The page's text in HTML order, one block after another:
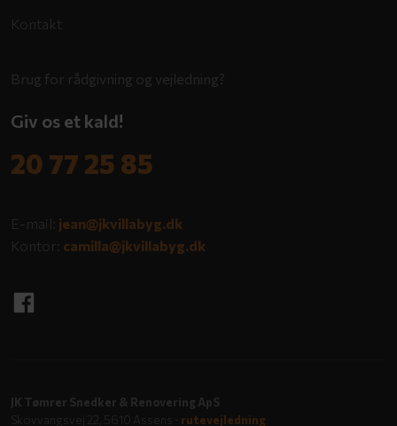
Kontakt
Brug for rådgivning og vejledning?
Giv os et kald!
20 7​7 2​5 85
E-mail: jean@jkvillabyg.dk
Kontor: camilla@jkvillabyg.dk
JK Tømrer Snedker & Renovering ApS
Skovvangsvej 22, 5610 Assens - rutevejledning